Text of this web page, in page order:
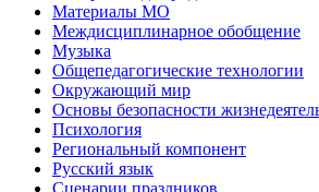
Материалы МО
Междисциплинарное обобщение
Музыка
Общепедагогические технологии
Окружающий мир
Основы безопасности
Психология
Региональный компонент
Русский язык
Сценарии праздников